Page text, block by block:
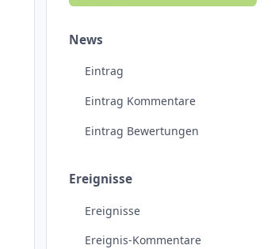
News
Eintrag
Eintrag Kommentare
Eintrag Bewertungen
Ereignisse
Ereignisse
Ereignis-Kommentare